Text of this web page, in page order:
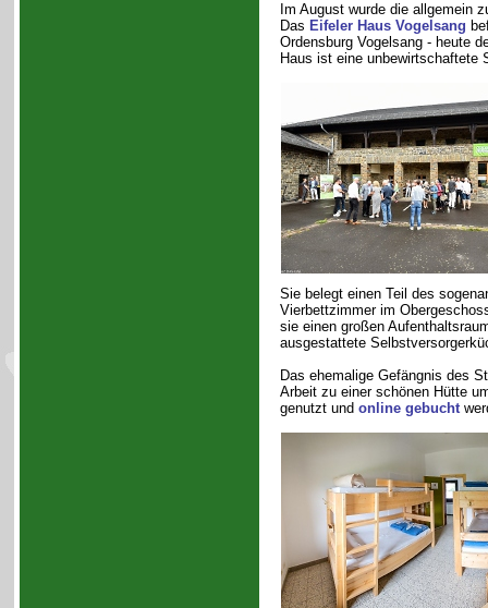
Im August wurde die allgemein
Das Eifeler Haus Vogelsang
Ordensburg Vogelsang - heute
Haus ist eine unbewirtschaftete
Sie belegt einen Teil des
Vierbettzimmer im
sie einen großen
ausgestattete
Das ehemalige Gefängnis des
Arbeit zu einer schönen Hütte
genutzt und online gebucht